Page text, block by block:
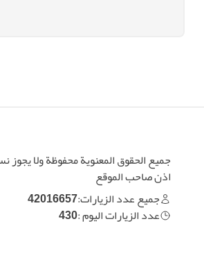
جميع الحقوق المعنوية محفوظة ولا
اذن صاحب الموقع
جميع عدد الزيارات:42016657
عدد الزيارات اليوم :430